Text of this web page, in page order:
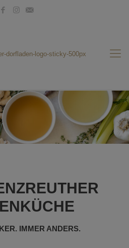
IMMER ANDERS.